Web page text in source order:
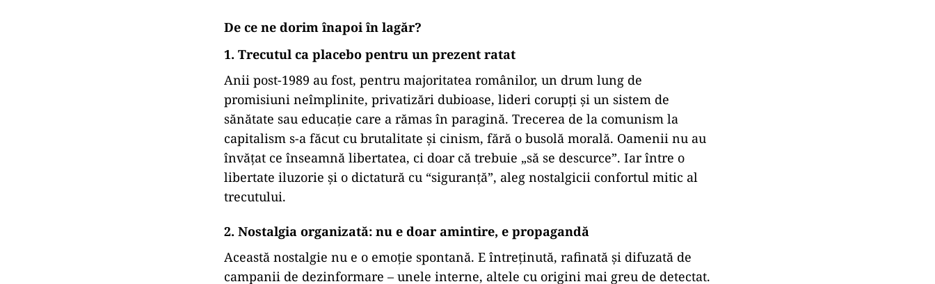
De ce ne dorim înapoi în lagăr?
1. Trecutul ca placebo pentru un prezent ratat
Anii post-1989 au fost, pentru majoritatea românilor, un drum lung de
promisiuni neîmplinite, privatizări dubioase, lideri corupți și un sistem de
sănătate sau educație care a rămas în paragină. Trecerea de la comunism la
capitalism s-a făcut cu brutalitate și cinism, fără o busolă morală. Oamenii nu au
învățat ce înseamnă libertatea, ci doar că trebuie „să se descurce”. Iar între o
libertate iluzorie și o dictatură cu “siguranță”, aleg nostalgicii confortul mitic al
trecutului.
2. Nostalgia organizată: nu e doar amintire, e propagandă
Această nostalgie nu e o emoție spontană. E întreținută, rafinată și difuzată de
campanii de dezinformare – unele interne, altele cu origini mai greu de detectat.